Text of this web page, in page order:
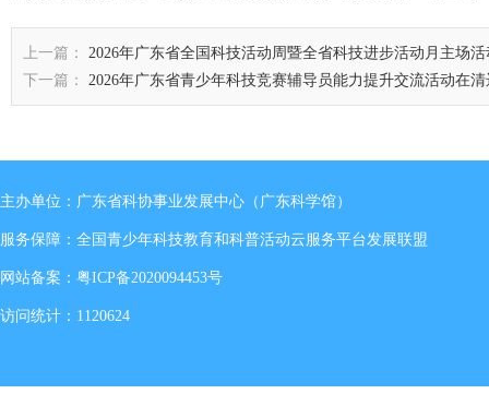
上一篇：
2026年广东省全国科技活动周暨全省科技进步活动月主场
下一篇：
2026年广东省青少年科技竞赛辅导员能力提升交流活动在
主办单位：广东省科协事业发展中心（广东科学馆）
服务保障：全国青少年科技教育和科普活动云服务平台发展联盟
网站备案： 粤ICP备2020094453号
访问统计：1120624